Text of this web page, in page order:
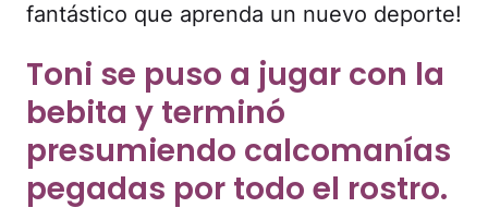
fantástico que aprenda un nuevo deporte!
Toni se puso a jugar con la
bebita y terminó
presumiendo calcomanías
pegadas por todo el rostro.